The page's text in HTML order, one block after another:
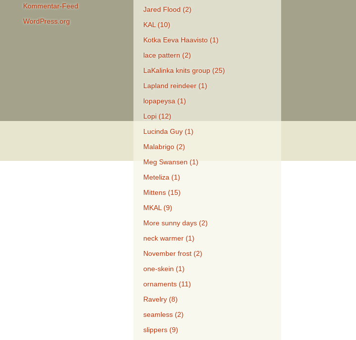
Jared Flood (2)
KAL (10)
Kotka Eeva Haavisto (1)
lace pattern (2)
LaKalinka knits group (25)
Lapland reindeer (1)
lopapeysa (1)
Lopi (12)
Lucinda Guy (1)
Malabrigo (2)
Meg Swansen (1)
Meteliza (1)
Mittens (15)
MKAL (9)
More sunny days (2)
neck warmer (1)
November frost (2)
one-skein (1)
ornaments (11)
Ravelry (8)
seamless (2)
slippers (9)
Kommentar-Feed
WordPress.org